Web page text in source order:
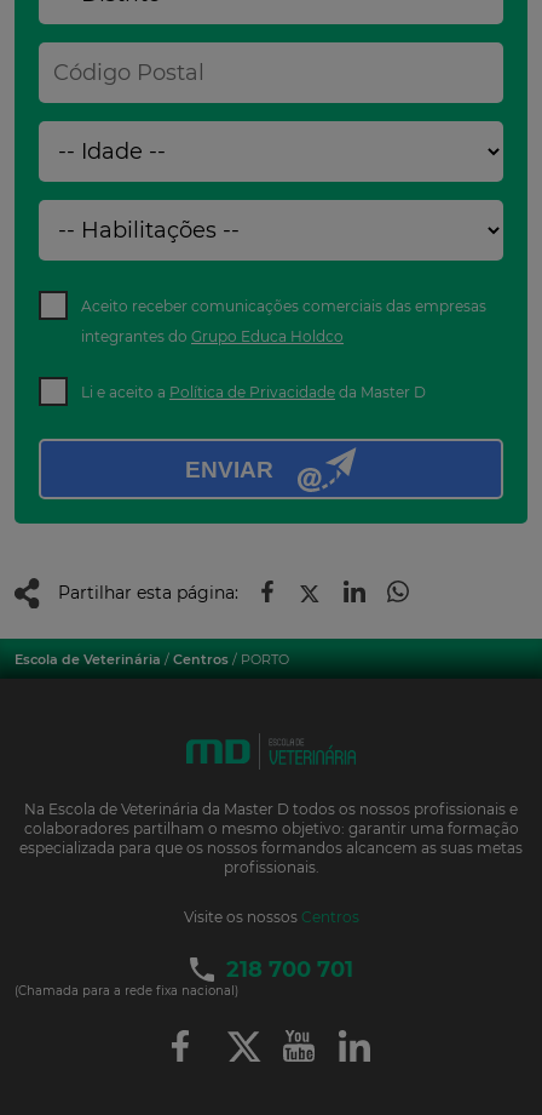
Aceito receber comunicações comerciais das empresas
integrantes do Grupo Educa Holdco
Li e aceito a Política de Privacidade da Master D
ENVIAR
Partilhar esta página:
Escola de Veterinária / Centros / PORTO
Na Escola de Veterinária da Master D todos os nossos profissionais e
colaboradores partilham o mesmo objetivo: garantir uma formação
especializada para que os nossos formandos alcancem as suas metas
profissionais.
Visite os nossos Centros
218 700 701
(Chamada para a rede fixa nacional)